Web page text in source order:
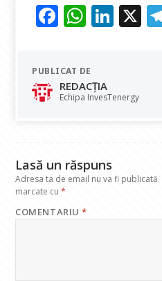
F
e
b
o
W
at
s
A
Li
dI
X
PUBLICAT DE
REDACȚIA
Echipa InvesTenergy
Lasă un răspuns
Adresa ta de email nu va fi publicată.
marcate cu*
COMENTARIU*